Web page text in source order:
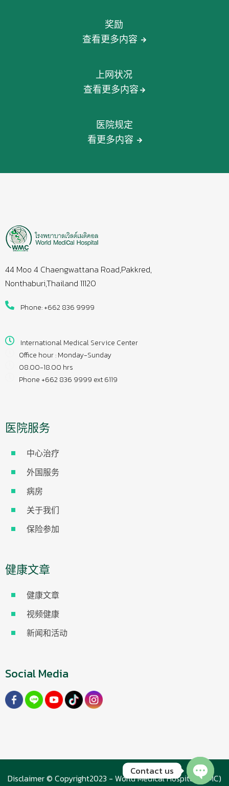
奖励
查看更多内容
上网状况
查看更多内容
医院规定
看更多内容
44 Moo 4 Chaengwattana Road,Pakkred,
Nonthaburi,Thailand 11120
Phone: +662 836 9999
International Medical Service Center
Office hour : Monday-Sunday
08.00-18.00 hrs
Phone +662 836 9999 ext 6119
医院服务
中心治疗
外国服务
病房
关于我们
保险参加
健康文章
健康文章
视频健康
新闻和活动
Social Media
Disclaimer © Copyright2023 - World Medical Hospital (WMC)
Contact us